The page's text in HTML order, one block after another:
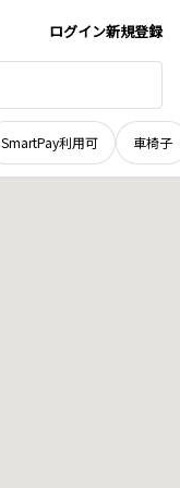
ログイン新規登録
SmartPay利用可 車椅子